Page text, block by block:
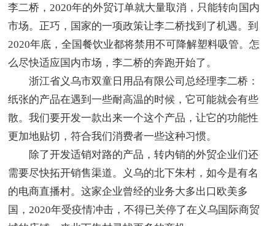
李二桥，2020年的外贸订单就大量取消，只能转向国内
市场。正巧，国家的一项政策让李二桥找到了机遇。到
2020年底，全国餐饮业都将禁用不可降解塑料吸管。怎
么尽快适应国内市场，李二桥的奔跑开始了。
浙江省义乌市双童日用品有限公司总经理李二桥：
纸张的产品在遇到一些耐高温的时候，它可能就会有些
散。我们要开发一款出来一个这个产品，让它的功能性
更加地贴切，符合我们消费者一些这种习惯。
除了开发适销对路的产品，转内销的外贸企业们还
需要尽快拓开销售渠道。义乌的北下朱村，如今是有名
的电商直播村。这家企业曾经的业务大多出口欧美多
国，2020年受疫情冲击，不得已关停了在义乌国际商贸